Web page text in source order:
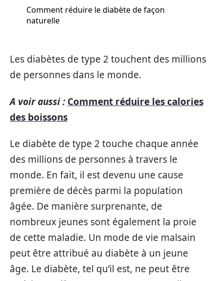
Comment réduire le diabète de façon
naturelle
Les diabètes de type 2 touchent des millions
de personnes dans le monde.
A voir aussi : Comment réduire les calories
des boissons
Le diabète de type 2 touche chaque année
des millions de personnes à travers le
monde. En fait, il est devenu une cause
première de décès parmi la population
âgée. De manière surprenante, de
nombreux jeunes sont également la proie
de cette maladie. Un mode de vie malsain
peut être attribué au diabète à un jeune
âge. Le diabète, tel qu’il est, ne peut être